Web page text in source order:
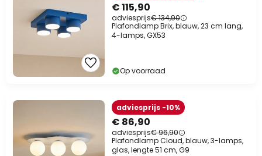
€ 115,90
adviesprijs€ 134,90
Plafondlamp Brix, blauw, 23 cm lang,
4-lamps, GX53
Op voorraad
€ 86,90
adviesprijs€ 96,90
adviesprijs -10%
Plafondlamp Cloud, blauw, 3-lamps,
glas, lengte 51 cm, G9